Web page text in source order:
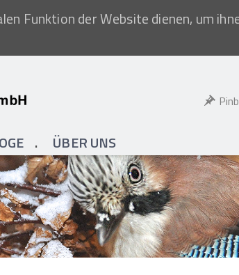
Funktion der Website dienen, um
ÜBER UNS